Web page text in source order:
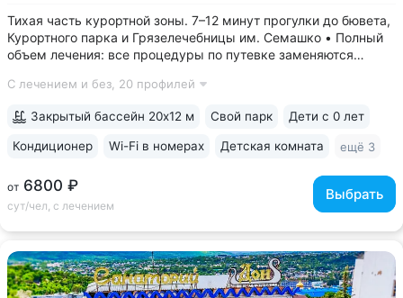
Тихая часть курортной зоны. 7–12 минут прогулки до бювета,
Курортного парка и Грязелечебницы им. Семашко • Полный
объем лечения: все процедуры по путевке заменяются
путевки включены дорогие процедуры: эндоскопические
С лечением и без, 20 профилей
от 6800 ₽
сут/чел, с лечением
Выбрать
Закрытый бассейн 20х12 м Свой парк Дети с 0 лет
Кондиционер Wi-Fi в номерах Детская комната ещё 3